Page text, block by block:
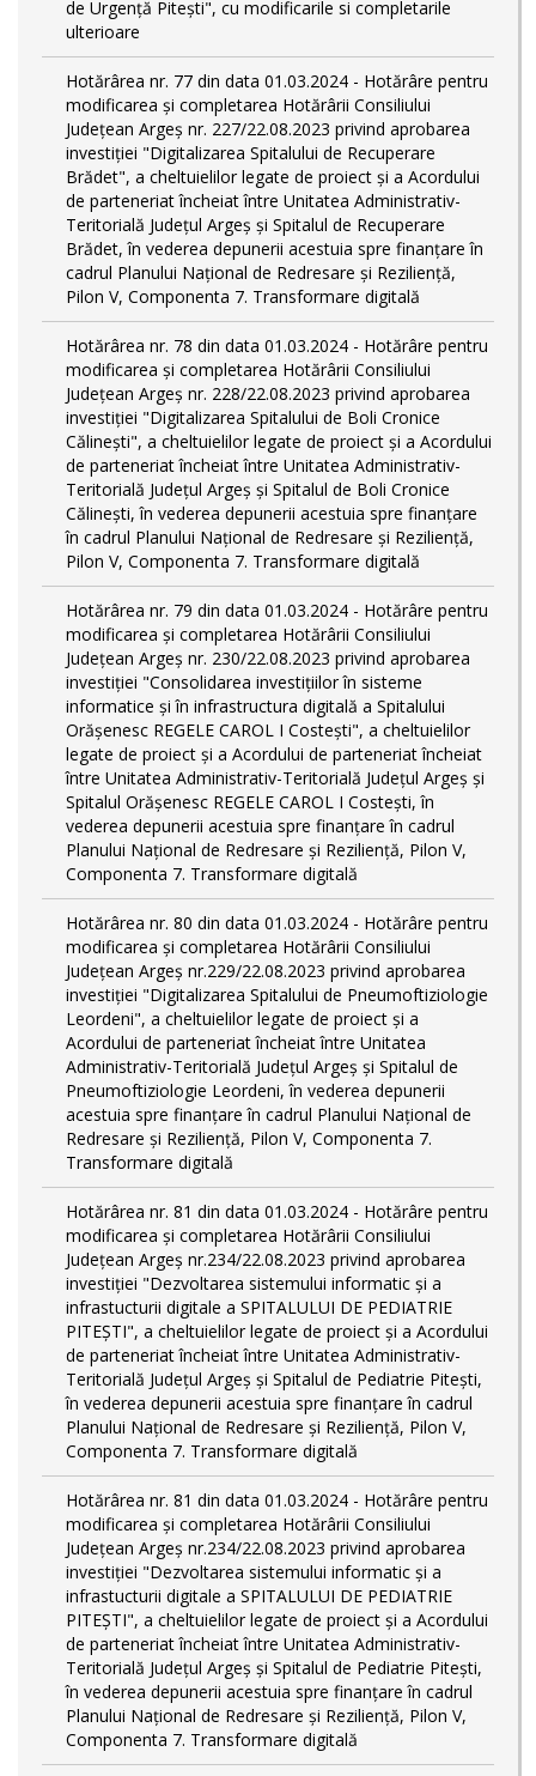
de Urgență Pitești", cu modificarile si completarile
ulterioare
Hotărârea nr. 77 din data 01.03.2024 - Hotărâre pentru
modificarea și completarea Hotărârii Consiliului
Județean Argeș nr. 227/22.08.2023 privind aprobarea
investiției "Digitalizarea Spitalului de Recuperare
Brădet", a cheltuielilor legate de proiect și a Acordului
de parteneriat încheiat între Unitatea Administrativ-
Teritorială Județul Argeș și Spitalul de Recuperare
Brădet, în vederea depunerii acestuia spre finanțare în
cadrul Planului Național de Redresare și Reziliență,
Pilon V, Componenta 7. Transformare digitală
Hotărârea nr. 78 din data 01.03.2024 - Hotărâre pentru
modificarea și completarea Hotărârii Consiliului
Județean Argeș nr. 228/22.08.2023 privind aprobarea
investiției "Digitalizarea Spitalului de Boli Cronice
Călinești", a cheltuielilor legate de proiect și a Acordului
de parteneriat încheiat între Unitatea Administrativ-
Teritorială Județul Argeș și Spitalul de Boli Cronice
Călinești, în vederea depunerii acestuia spre finanțare
în cadrul Planului Național de Redresare și Reziliență,
Pilon V, Componenta 7. Transformare digitală
Hotărârea nr. 79 din data 01.03.2024 - Hotărâre pentru
modificarea și completarea Hotărârii Consiliului
Județean Argeș nr. 230/22.08.2023 privind aprobarea
investiției "Consolidarea investițiilor în sisteme
informatice și în infrastructura digitală a Spitalului
Orășenesc REGELE CAROL I Costești", a cheltuielilor
legate de proiect și a Acordului de parteneriat încheiat
între Unitatea Administrativ-Teritorială Județul Argeș și
Spitalul Orășenesc REGELE CAROL I Costești, în
vederea depunerii acestuia spre finanțare în cadrul
Planului Național de Redresare și Reziliență, Pilon V,
Componenta 7. Transformare digitală
Hotărârea nr. 80 din data 01.03.2024 - Hotărâre pentru
modificarea și completarea Hotărârii Consiliului
Județean Argeș nr.229/22.08.2023 privind aprobarea
investiției "Digitalizarea Spitalului de Pneumoftiziologie
Leordeni", a cheltuielilor legate de proiect și a
Acordului de parteneriat încheiat între Unitatea
Administrativ-Teritorială Județul Argeș și Spitalul de
Pneumoftiziologie Leordeni, în vederea depunerii
acestuia spre finanțare în cadrul Planului Național de
Redresare și Reziliență, Pilon V, Componenta 7.
Transformare digitală
Hotărârea nr. 81 din data 01.03.2024 - Hotărâre pentru
modificarea și completarea Hotărârii Consiliului
Județean Argeș nr.234/22.08.2023 privind aprobarea
investiției "Dezvoltarea sistemului informatic și a
infrastucturii digitale a SPITALULUI DE PEDIATRIE
PITEŞTI", a cheltuielilor legate de proiect și a Acordului
de parteneriat încheiat între Unitatea Administrativ-
Teritorială Județul Argeș și Spitalul de Pediatrie Pitești,
în vederea depunerii acestuia spre finanțare în cadrul
Planului Național de Redresare și Reziliență, Pilon V,
Componenta 7. Transformare digitală
Hotărârea nr. 81 din data 01.03.2024 - Hotărâre pentru
modificarea și completarea Hotărârii Consiliului
Județean Argeș nr.234/22.08.2023 privind aprobarea
investiției "Dezvoltarea sistemului informatic și a
infrastucturii digitale a SPITALULUI DE PEDIATRIE
PITEŞTI", a cheltuielilor legate de proiect și a Acordului
de parteneriat încheiat între Unitatea Administrativ-
Teritorială Județul Argeș și Spitalul de Pediatrie Pitești,
în vederea depunerii acestuia spre finanțare în cadrul
Planului Național de Redresare și Reziliență, Pilon V,
Componenta 7. Transformare digitală